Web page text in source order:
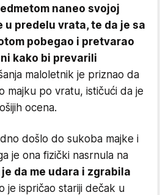
naneo svojoj
predelu vrata, te da je sa
pobegao i pretvarao
kako bi prevarili
maloletnik je priznao da
majku po vratu, ističući da je
ocena.
došlo do sukoba majke i
je ona fizički nasrnula na
da me udara i zgrabila
je ispričao stariji dečak u